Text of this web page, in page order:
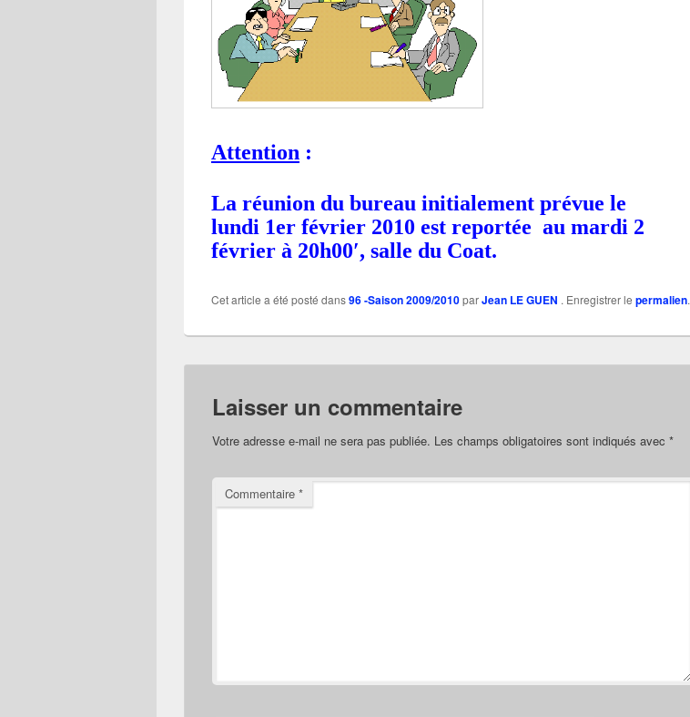
Attention :
La réunion du bureau initialement prévue le
lundi 1er février 2010 est reportée au mardi 2
février à 20h00′, salle du Coat.
Cet article a été posté dans96 -Saison 2009/2010parJean LE GUEN . Enregistrer le permalien.
Laisser un commentaire
Votre adresse e-mail ne sera pas publiée. Les champs obligatoires sont indiqués avec *
Commentaire *